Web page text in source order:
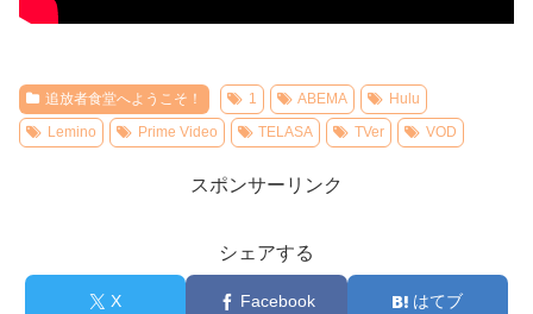
追放者食堂へようこそ！ 1 ABEMA
Hulu
Lemino
Prime Video TELASA TVer VOD
スポンサーリンク
シェアする
X Facebook はてブ